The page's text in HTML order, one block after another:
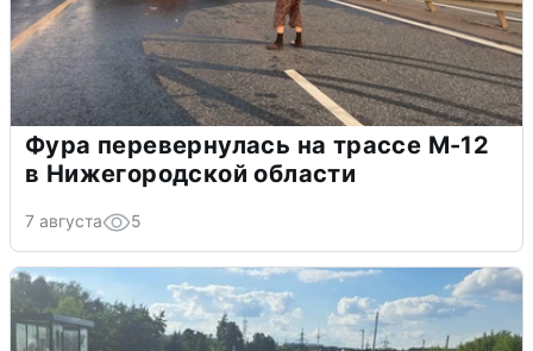
Фура перевернулась на трассе М-12
в Нижегородской области
7 августа 5